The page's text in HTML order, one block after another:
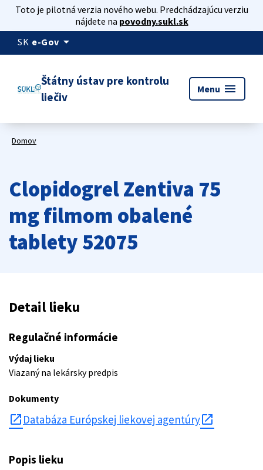
Toto je pilotná verzia nového webu. Predchádzajúcu verziu
nájdete na povodny.sukl.sk
SK e-Gov arrow_drop_down
Štátny ústav pre kontrolu
liečiv
Menu menu
Domov
Clopidogrel Zentiva 75
mg filmom obalené
tablety 52075
Detail lieku
Regulačné informácie
Výdaj lieku
Viazaný na lekársky predpis
Dokumenty
open_in_new Databáza Európskej liekovej agentúry
Popis lieku